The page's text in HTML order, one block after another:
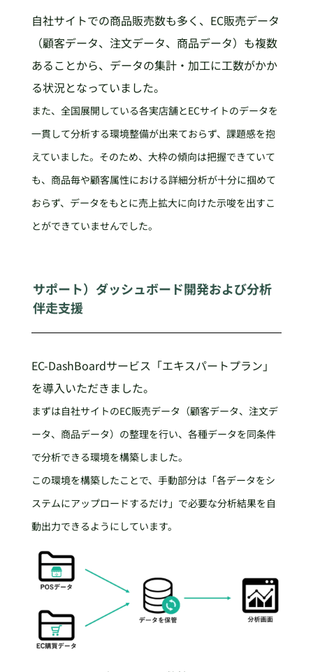
自社サイトでの商品販売数も多く、EC販売データ
（顧客データ、注文データ、商品データ）も複数
あることから、データの集計・加工に工数がかか
る状況となっていました。
また、全国展開している各実店舗とECサイトのデータを
一貫して分析する環境整備が出来ておらず、課題感を抱
えていました。そのため、大枠の傾向は把握できていて
も、商品毎や顧客属性における詳細分析が十分に掴めて
おらず、データをもとに売上拡大に向けた示唆を出すこ
とができていませんでした。
サポート）ダッシュボード開発および分析
伴走支援
EC-DashBoardサービス「エキスパートプラン」
を導入いただきました。
まずは自社サイトのEC販売データ（顧客データ、注文デ
ータ、商品データ）の整理を行い、各種データを同条件
で分析できる環境を構築しました。
この環境を構築したことで、手動部分は「各データをシ
ステムにアップロードするだけ」で必要な分析結果を自
動出力できるようにしています。